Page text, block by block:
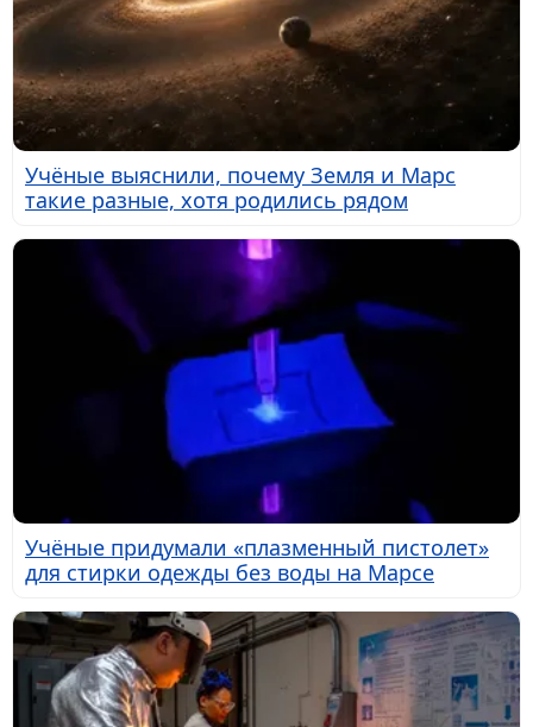
Учёные выяснили, почему Земля и Марс
такие разные, хотя родились рядом
Учёные придумали «плазменный пистолет»
для стирки одежды без воды на Марсе